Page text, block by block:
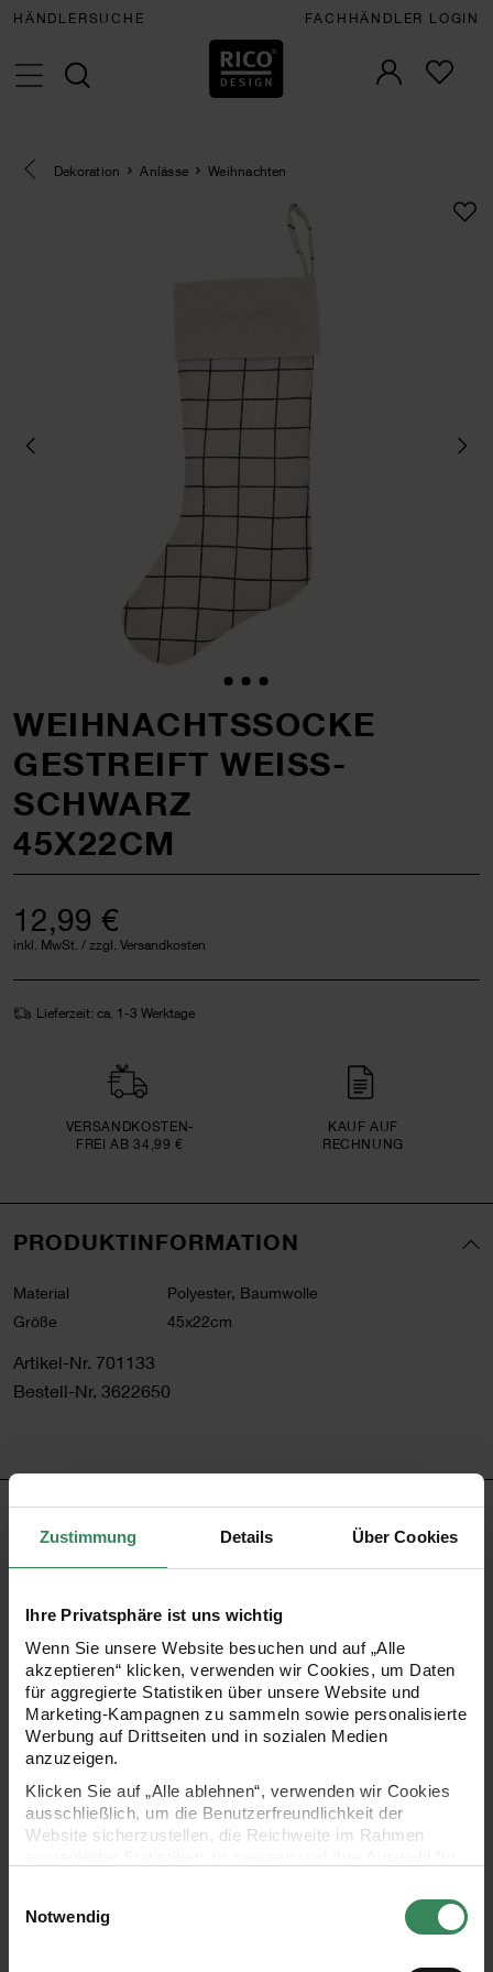
Zustimmung Details Über Cookies
Ihre Privatsphäre ist uns wichtig
Wenn Sie unsere Website besuchen und auf „Alle
akzeptieren“ klicken, verwenden wir Cookies, um Daten
für aggregierte Statistiken über unsere Website und
Marketing-Kampagnen zu sammeln sowie personalisierte
Werbung auf Drittseiten und in sozialen Medien
anzuzeigen.
Klicken Sie auf „Alle ablehnen“, verwenden wir Cookies
ausschließlich, um die Benutzerfreundlichkeit der
Website sicherzustellen, die Reichweite im Rahmen
Ihre Einwilligung ist freiwillig und kann jederzeit über den
Link „Cookie-Einstellungen“ im Fußbereich der Seite
Notwendig
HÄNDLERSUCHE FACHHÄNDLER LOGIN
Eine Kategorie zurück navigieren
Dekoration Anlässe Weihnachten
WEIHNACHTSSOCKE
GESTREIFT WEISS-S
CHWARZ
45X22CM
12,99 €
inkl. MwSt. / zzgl. Versandkosten
Lieferzeit: ca. 1-3 Werktage
VERSAND­KOSTEN­
FREI AB 34,99 €
KAUF AUF
RECHNUNG
PRODUKTINFORMATION
Material
Polyester, Baumwolle
Größe
45x22cm
Artikel-Nr. 701133
Bestell-Nr. 3622650
Dieser gestreifte Weihnachtssocken-Anhänger in Weiß und
Schwarz hat die ideale Größe, um ihn mit Leckereien oder
kleinen Geschenken zu befüllen. Dank der praktischen
Schlaufe lässt er sich mühelos im Wohnraum aufhängen
und dekorieren.
- gestreifter Weihnachtssocken-Anhänger zum Dekorieren
- Farbe: Weiß-Schwarz
- Größe: 45x22cm
- Inhalt: 1 Stück